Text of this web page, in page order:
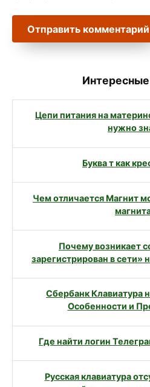
Интересные
Цепи питания на
нужно
Буква т как
Чем отличается Магнит
Почему возникает
зарегистрирован в сети»
Сбербанк Клавиатура
Особенности и
Где найти логин
Русская клавиатура